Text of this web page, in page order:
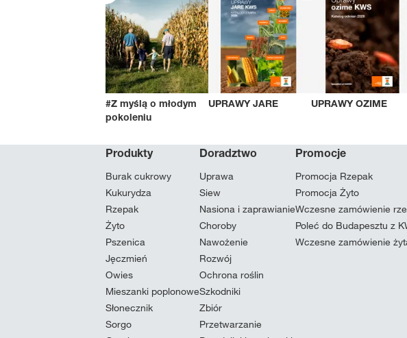
#Z myślą o młodym
pokoleniu
UPRAWY JARE UPRAWY OZIME
Produkty
Burak cukrowy
Kukurydza
Rzepak
Żyto
Pszenica
Jęczmień
Owies
Mieszanki poplonowe
Słonecznik
Sorgo
Doradztwo
Uprawa
Siew
Nasiona i zaprawianie
Choroby
Nawożenie
Rozwój
Ochrona roślin
Szkodniki
Zbiór
Przetwarzanie
Promocje
Promocja Rzepak
Promocja Żyto
Wczesne zamówienie
Poleć do Budapesztu z
Wczesne zamówienie